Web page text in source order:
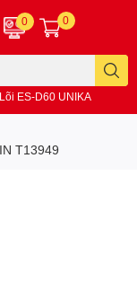
ES-D60 UNIKA
0 0
T13949